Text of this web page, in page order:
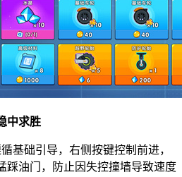
中求胜
基础引导，右侧按键控制前进，
踩油门，防止因失控撞墙导致速度